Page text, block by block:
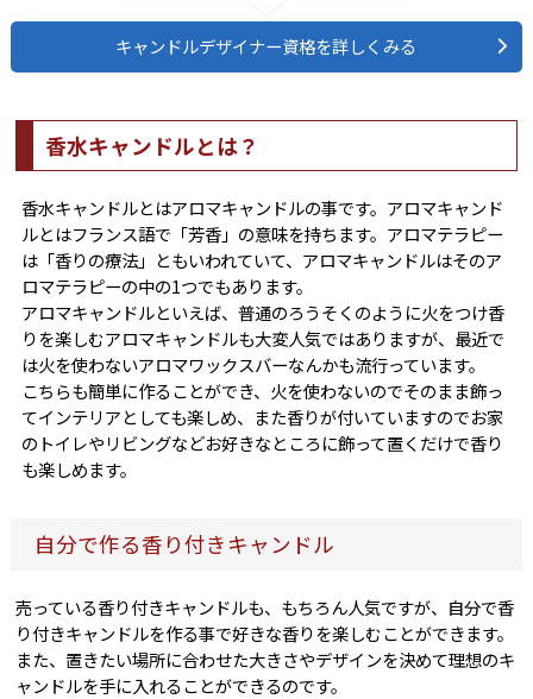
キャンドルデザイナー資格を詳しくみる
香水キャンドルとは？
香水キャンドルとはアロマキャンドルの事です。アロマキャンド
ルとはフランス語で「芳香」の意味を持ちます。アロマテラピー
は「香りの療法」ともいわれていて、アロマキャンドルはそのア
ロマテラピーの中の1つでもあります。
アロマキャンドルといえば、普通のろうそくのように火をつけ香
りを楽しむアロマキャンドルも大変人気ではありますが、最近で
は火を使わないアロマワックスバーなんかも流行っています。
こちらも簡単に作ることができ、火を使わないのでそのまま飾っ
てインテリアとしても楽しめ、また香りが付いていますのでお家
のトイレやリビングなどお好きなところに飾って置くだけで香り
も楽しめます。
自分で作る香り付きキャンドル
売っている香り付きキャンドルも、もちろん人気ですが、自分で香
り付きキャンドルを作る事で好きな香りを楽しむことができます。
また、置きたい場所に合わせた大きさやデザインを決めて理想のキ
ャンドルを手に入れることができるのです。